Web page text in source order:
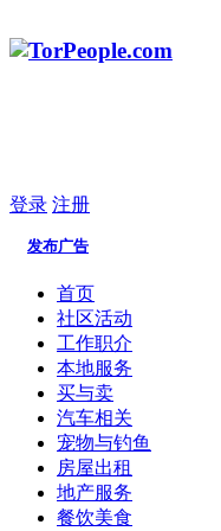
登录 注册
发布广告
首页
社区活动
工作职介
本地服务
买与卖
汽车相关
宠物与钓鱼
房屋出租
地产服务
餐饮美食